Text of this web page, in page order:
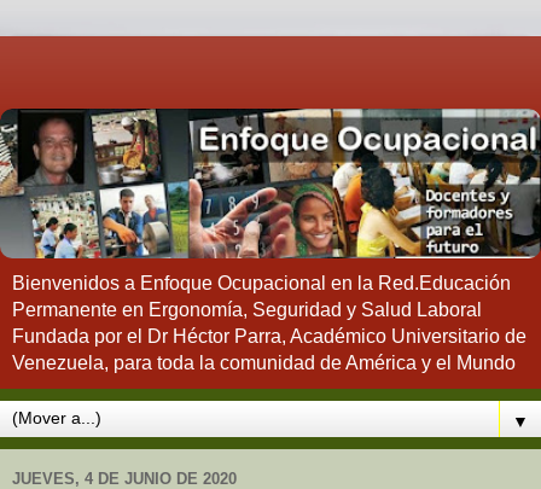
Bienvenidos a Enfoque Ocupacional en la Red.Educación
Permanente en Ergonomía, Seguridad y Salud Laboral
Fundada por el Dr Héctor Parra, Académico Universitario de
Venezuela, para toda la comunidad de América y el Mundo
▼
JUEVES, 4 DE JUNIO DE 2020